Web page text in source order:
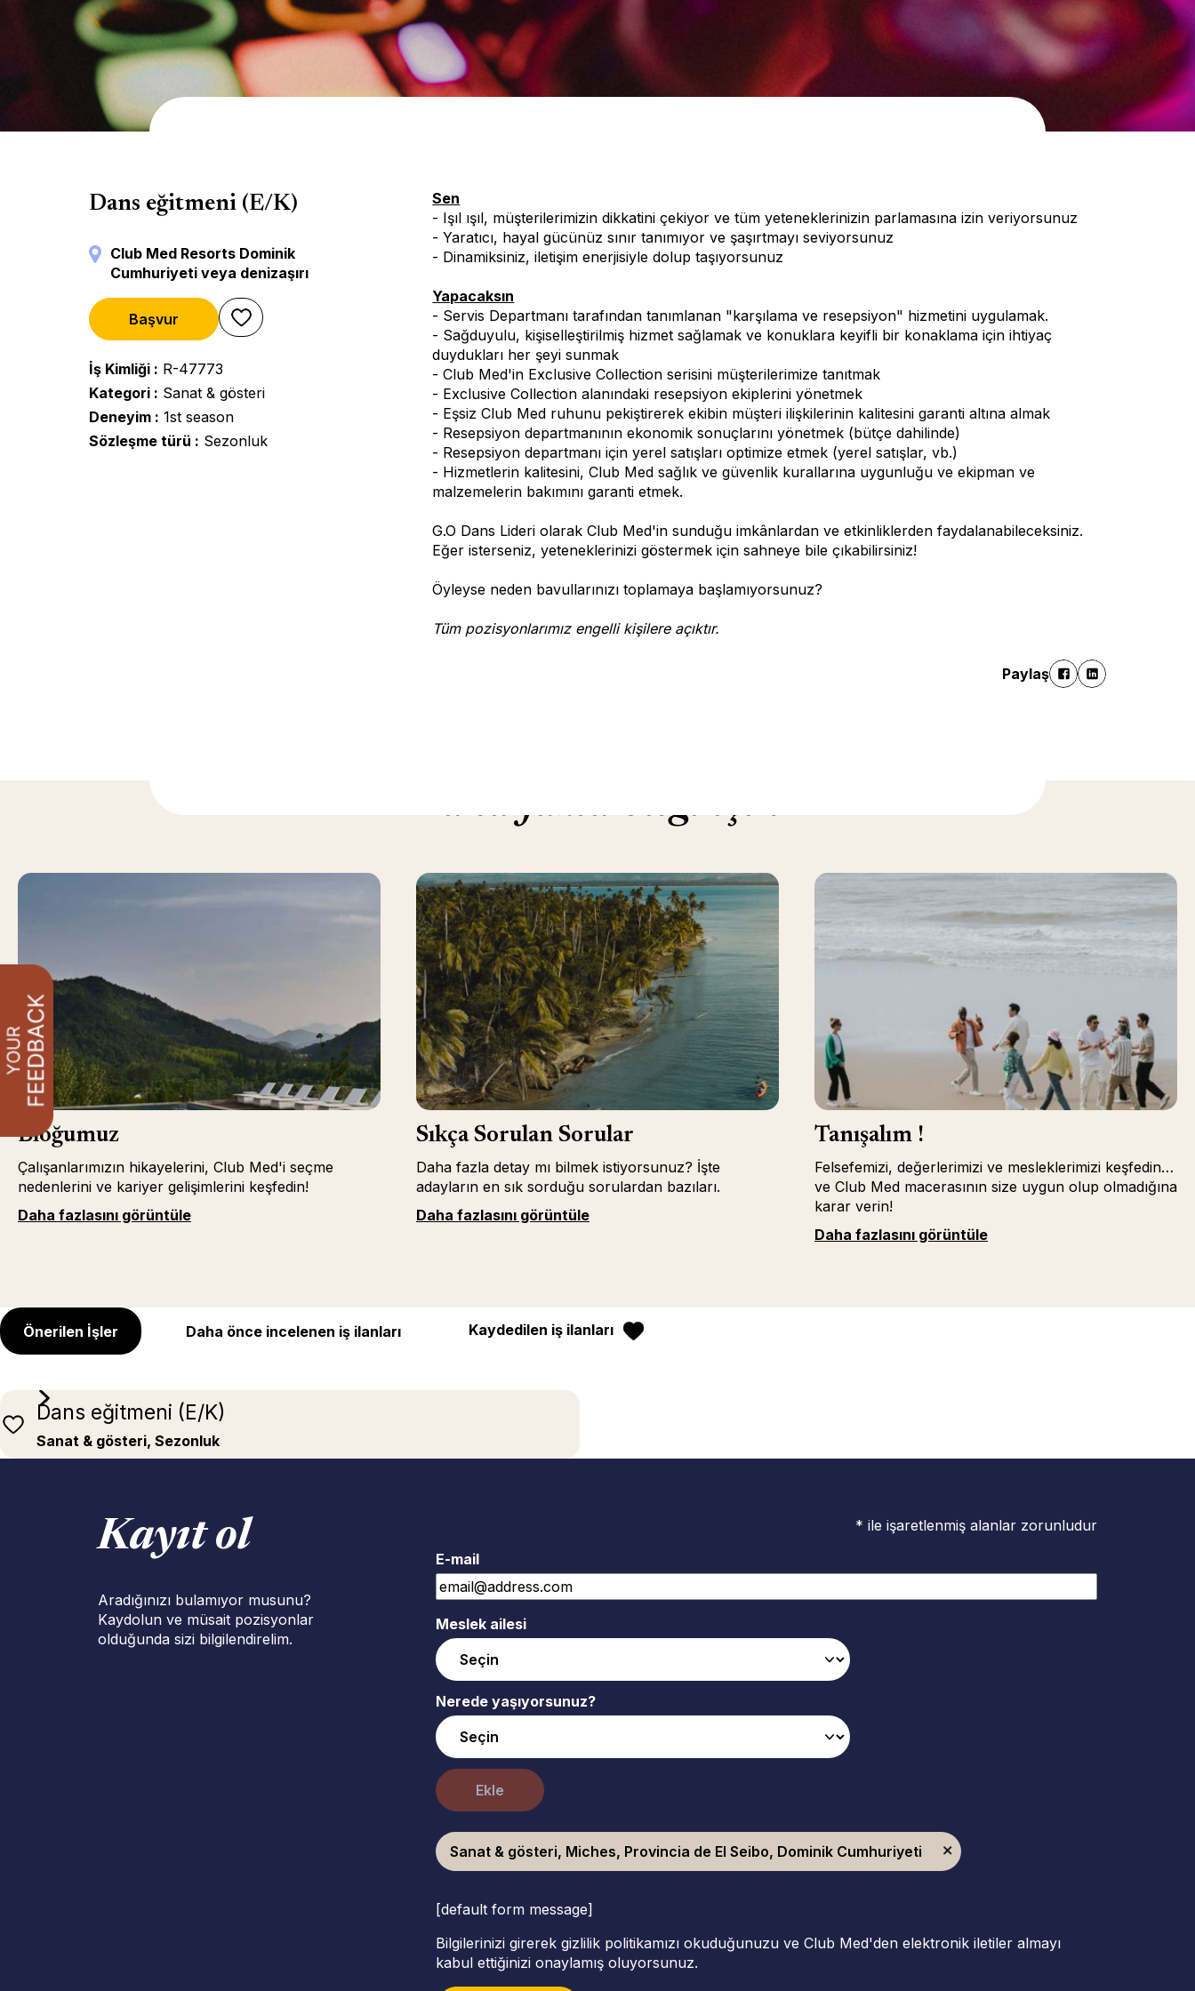
Dans eğitmeni (E/K)
Club Med Resorts Dominik
Cumhuriyeti veya denizaşırı
Başvur
İş Kimliği
R-47773
Kategori
Sanat & gösteri
Deneyim
1st season
Sözleşme türü
Sezonluk
Sen
- Işıl ışıl, müşterilerimizin dikkatini çekiyor ve tüm yeteneklerinizin parlamasına izin veriyorsunuz
- Yaratıcı, hayal gücünüz sınır tanımıyor ve şaşırtmayı seviyorsunuz
- Dinamiksiniz, iletişim enerjisiyle dolup taşıyorsunuz
Yapacaksın
- Servis Departmanı tarafından tanımlanan "karşılama ve resepsiyon" hizmetini uygulamak.
- Sağduyulu, kişiselleştirilmiş hizmet sağlamak ve konuklara keyifli bir konaklama için ihtiyaç
duydukları her şeyi sunmak
- Club Med'in Exclusive Collection serisini müşterilerimize tanıtmak
- Exclusive Collection alanındaki resepsiyon ekiplerini yönetmek
- Eşsiz Club Med ruhunu pekiştirerek ekibin müşteri ilişkilerinin kalitesini garanti altına almak
- Resepsiyon departmanının ekonomik sonuçlarını yönetmek (bütçe dahilinde)
- Resepsiyon departmanı için yerel satışları optimize etmek (yerel satışlar, vb.)
- Hizmetlerin kalitesini, Club Med sağlık ve güvenlik kurallarına uygunluğu ve ekipman ve
malzemelerin bakımını garanti etmek.
G.O Dans Lideri olarak Club Med'in sunduğu imkânlardan ve etkinliklerden faydalanabileceksiniz.
Eğer isterseniz, yeteneklerinizi göstermek için sahneye bile çıkabilirsiniz!
Öyleyse neden bavullarınızı toplamaya başlamıyorsunuz?
Tüm pozisyonlarımız engelli kişilere açıktır.
Paylaş
Daha fazla bilgi için
Bloğumuz
Çalışanlarımızın hikayelerini, Club Med'i seçme
nedenlerini ve kariyer gelişimlerini keşfedin!
Daha fazlasını görüntüle
Sıkça Sorulan Sorular
Daha fazla detay mı bilmek istiyorsunuz? İşte
adayların en sık sorduğu sorulardan bazıları.
Daha fazlasını görüntüle
Tanışalım !
Felsefemizi, değerlerimizi ve mesleklerimizi keşfedin…
ve Club Med macerasının size uygun olup olmadığına
karar verin!
Daha fazlasını görüntüle
Önerilen İşler
Dans eğitmeni (E/K)
Sanat & gösteri, Sezonluk
Daha önce incelenen iş ilanları Kaydedilen iş ilanları
Kayıt ol
Aradığınızı bulamıyor musunu?
Kaydolun ve müsait pozisyonlar
olduğunda sizi bilgilendirelim.
* ile işaretlenmiş alanlar zorunludur
E-mail
Meslek ailesi
Nerede yaşıyorsunuz?
Ekle
Sanat & gösteri, Miches, Provincia de El Seibo, Dominik Cumhuriyeti
[default form message]
Bilgilerinizi girerek gizlilik politikamızı okuduğunuzu ve Club Med'den elektronik iletiler almayı
kabul ettiğinizi onaylamış oluyorsunuz.